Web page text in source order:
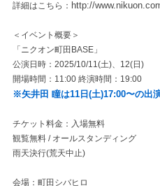
詳細はこちら： http://
＜イベント概要＞
「ニクオン町田BASE」
公演日時：2025/10/11(土)、12(日)
開場時間：11:00 終演時間：19:00
※矢井田 瞳は11日(土)17:00〜の出
チケット料金：入場無料
観覧無料 / オールスタンディング
雨天決行(荒天中止)
会場：町田シバヒロ